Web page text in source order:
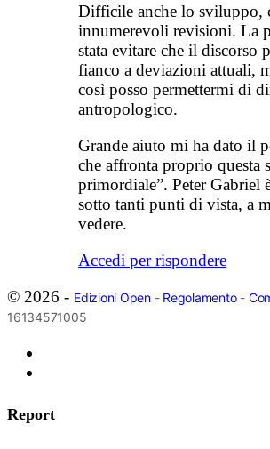
Difficile anche lo sviluppo,
innumerevoli revisioni. La
stata evitare che il discorso
fianco a deviazioni attuali,
così posso permettermi di
antropologico.
Grande aiuto mi ha dato il
che affronta proprio questa
primordiale”. Peter Gabriel
sotto tanti punti di vista, a
vedere.
Accedi per rispondere
© 2026 - Edizioni Open- Regolamento-
16134571005
Report